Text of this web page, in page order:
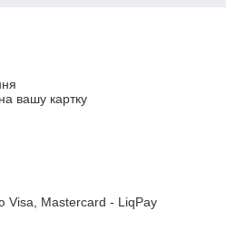
вашу картку
Visa, Mastercard - LiqPay